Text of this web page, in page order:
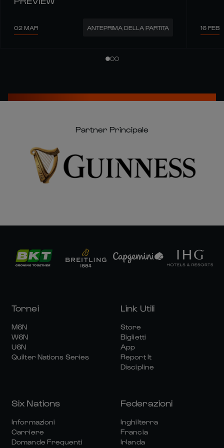
Partner Principale
Tornei
M6N
W6N
U6N
Quilter Nations Series
Link Utili
Store
Biglietti
App
Report It
Discipline
Six Nations
Informazioni
Carriere
Domande Frequenti
Federazioni
Inghilterra
Francia
Irlanda